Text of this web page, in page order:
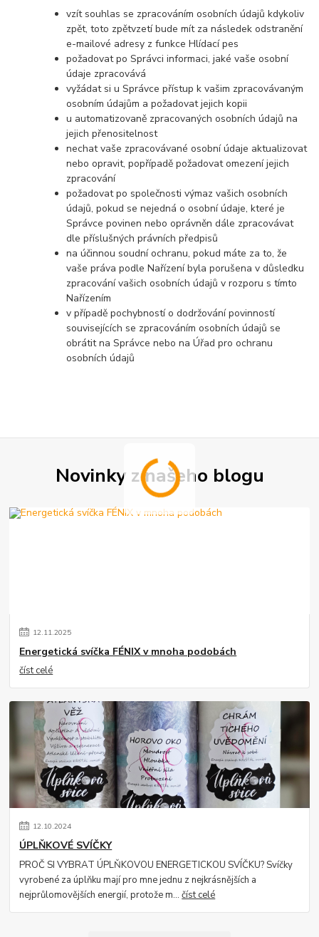
vzít souhlas se zpracováním osobních údajů kdykoliv
zpět, toto zpětvzetí bude mít za následek odstranění
e-mailové adresy z funkce Hlídací pes
požadovat po Správci informaci, jaké vaše osobní
údaje zpracovává
vyžádat si u Správce přístup k vašim zpracovávaným
osobním údajům a požadovat jejich kopii
u automatizovaně zpracovaných osobních údajů na
jejich přenositelnost
nechat vaše zpracovávané osobní údaje aktualizovat
nebo opravit, popřípadě požadovat omezení jejich
zpracování
požadovat po společnosti výmaz vašich osobních
údajů, pokud se nejedná o osobní údaje, které je
Správce povinen nebo oprávněn dále zpracovávat
dle příslušných právních předpisů
na účinnou soudní ochranu, pokud máte za to, že
vaše práva podle Nařízení byla porušena v důsledku
zpracování vašich osobních údajů v rozporu s tímto
Nařízením
v případě pochybností o dodržování povinností
souvisejících se zpracováním osobních údajů se
obrátit na Správce nebo na Úřad pro ochranu
osobních údajů
Novinky z našeho blogu
12.11.2025
Energetická svíčka FÉNIX v mnoha podobách
číst celé
12.10.2024
ÚPLŇKOVÉ SVÍČKY
PROČ SI VYBRAT ÚPLŇKOVOU ENERGETICKOU SVÍČKU? Svíčky
vyrobené za úplňku mají pro mne jednu z nejkrásnějších a
nejprůlomovějších energií, protože m...číst celé